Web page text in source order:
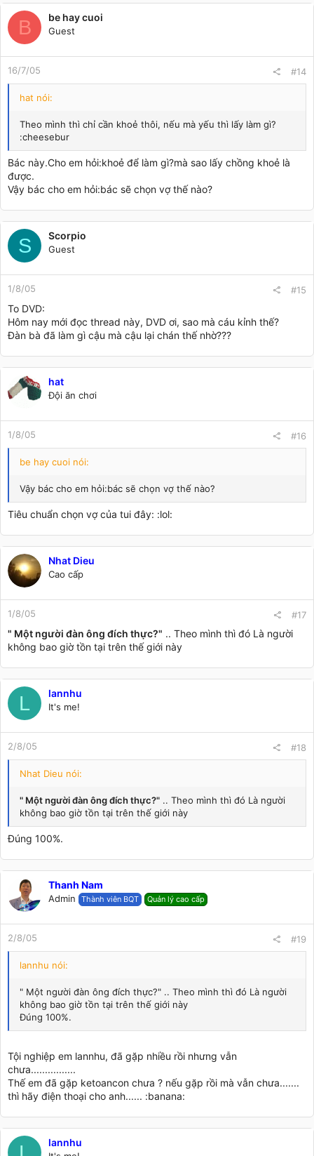
B be hay cuoi
Guest
16/7/05 #14
hat nói:
Theo mình thì chỉ cần khoẻ thôi, nếu mà yếu thì lấy làm gì?
:cheesebur
Bác này.Cho em hỏi:khoẻ để làm gì?mà sao lấy chồng khoẻ là
được.
Vậy bác cho em hỏi:bác sẽ chọn vợ thế nào?
S Scorpio
Guest
1/8/05 #15
To DVD:
Hôm nay mới đọc thread này, DVD ơi, sao mà cáu kỉnh thế?
Đàn bà đã làm gì cậu mà cậu lại chán thế nhờ???
hat
Đội ăn chơi
1/8/05 #16
be hay cuoi nói:
Vậy bác cho em hỏi:bác sẽ chọn vợ thế nào?
Tiêu chuẩn chọn vợ của tui đây: :lol:
Nhat Dieu
Cao cấp
1/8/05 #17
" Một người đàn ông đích thực?" .. Theo mình thì đó Là người
không bao giờ tồn tại trên thế giới này
L lannhu
It's me!
2/8/05 #18
Nhat Dieu nói:
" Một người đàn ông đích thực?" .. Theo mình thì đó Là người
không bao giờ tồn tại trên thế giới này
Đúng 100%.
Thanh Nam
Admin Thành viên BQT Quản lý cao cấp
2/8/05 #19
lannhu nói:
" Một người đàn ông đích thực?" .. Theo mình thì đó Là người
không bao giờ tồn tại trên thế giới này
Đúng 100%.
Tội nghiệp em lannhu, đã gặp nhiều rồi nhưng vẫn
chưa................
Thế em đã gặp ketoancon chưa ? nếu gặp rồi mà vẫn chưa.......
thì hãy điện thoại cho anh...... :banana:
lannhu